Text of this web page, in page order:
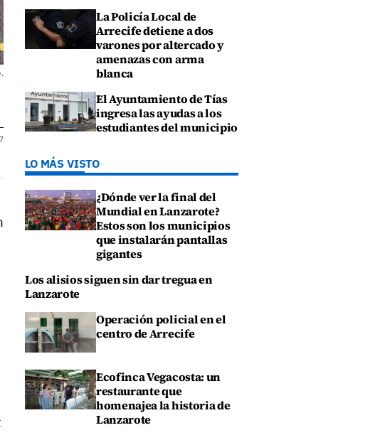
La Policía Local de
Arrecife detiene a dos
varones por altercado y
amenazas con arma
blanca
El Ayuntamiento de Tías
ingresa las ayudas a los
estudiantes del municipio
LO MÁS VISTO
¿Dónde ver la final del
Mundial en Lanzarote?
Estos son los municipios
que instalarán pantallas
gigantes
Los alisios siguen sin dar tregua en
Lanzarote
Operación policial en el
centro de Arrecife
Ecofinca Vegacosta: un
restaurante que
homenajea la historia de
Lanzarote